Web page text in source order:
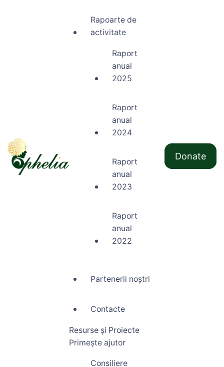
Rapoarte de
activitate
Raport
anual
2025
Raport
anual
2024
Raport
anual
2023
Raport
anual
2022
Partenerii noștri
Contacte
Resurse și Proiecte
Primește ajutor
Consiliere
Donate